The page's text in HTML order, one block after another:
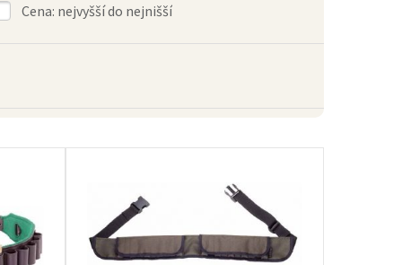
Cena: nejvyšší do nejnišší